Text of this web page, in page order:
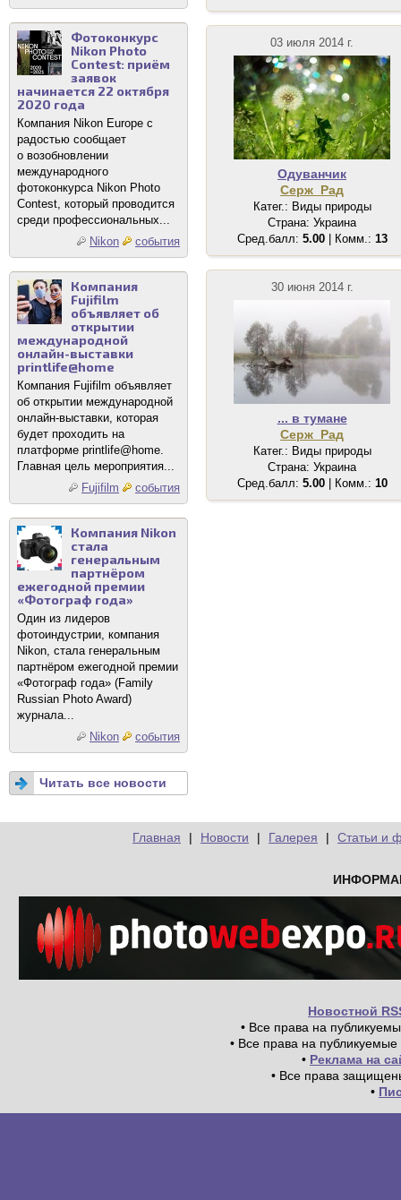
Фотоконкурс
Nikon Photo
Contest: приём
заявок
начинается 22 октября
2020 года
Компания Nikon Europe с
радостью сообщает
о возобновлении
международного
фотоконкурса Nikon Photo
Contest, который проводится
среди профессиональных...
Nikon
события
Компания
Fujifilm
объявляет об
открытии
международной
онлайн-выставки
printlife@home
Компания Fujifilm объявляет
об открытии международной
онлайн-выставки, которая
будет проходить на
платформе printlife@home.
Главная цель мероприятия...
Fujifilm
события
Компания Nikon
стала
генеральным
партнёром
ежегодной премии
«Фотограф года»
Один из лидеров
фотоиндустрии, компания
Nikon, стала генеральным
партнёром ежегодной премии
«Фотограф года» (Family
Russian Photo Award)
журнала...
Nikon
события
Читать все новости
03 июля 2014 г.
Одуванчик
Серж_Рад
Катег.: Виды природы
Страна: Украина
Сред.балл: 5.00| Комм.: 13
30 июня 2014 г.
... в тумане
Серж_Рад
Катег.: Виды природы
Страна: Украина
Сред.балл: 5.00| Комм.: 10
Главная | Новости | Галерея | Статьи и
Новостной
• Все права на
• Все права на
• Реклама на
• Все права
•